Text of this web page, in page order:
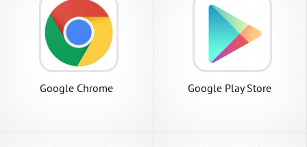
Google Chrome Google Play Store